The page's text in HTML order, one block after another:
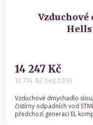
Vzduchové
11 774 Kč bez DPH
14 247 Kč
Vzduchové dmychadlo
čistírny odpadních vod
předchozí generaci EL